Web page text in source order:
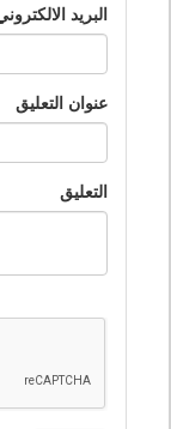
البريد
عنوان التعليق
التعليق